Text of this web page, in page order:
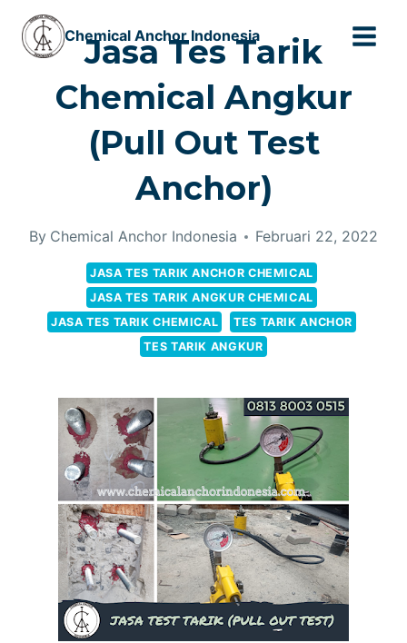
content
Chemical Anchor Indonesia
Jasa Tes Tarik
Chemical Angkur
(Pull Out Test
Anchor)
By Chemical Anchor Indonesia Februari 22, 2022
JASA TES TARIK ANCHOR CHEMICAL
JASA TES TARIK ANGKUR CHEMICAL
JASA TES TARIK CHEMICAL
TES TARIK ANCHOR
TES TARIK ANGKUR